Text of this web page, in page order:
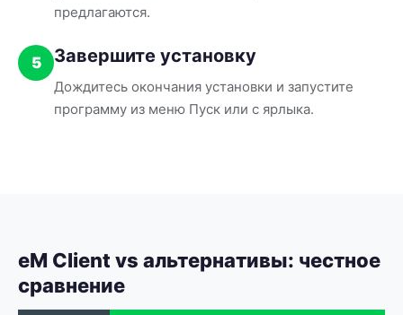
предлагаются.
5 Завершите установку
Дождитесь окончания установки и запустите
программу из меню Пуск или с ярлыка.
eM Client vs альтернативы: честное
сравнение